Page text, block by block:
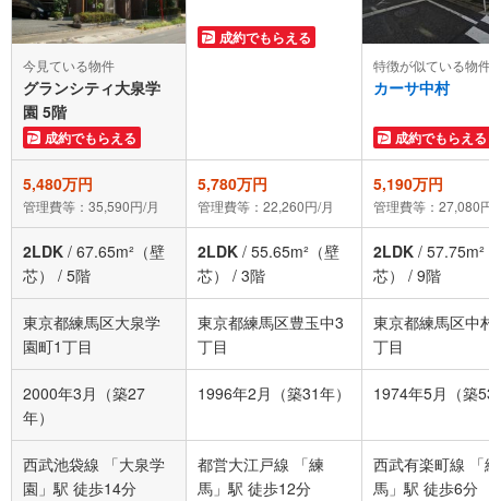
今見ている物件
グランシティ大泉学
園 5階
成約でもらえる
成約でもらえる
特徴が似ている物
カーサ中村
成約でもらえる
5,480万円
管理費等：35,590円/月
5,780万円
管理費等：22,260円/月
5,190万円
管理費等：27,080
2LDK / 67.65m²（壁
芯）
/ 5階
2LDK / 55.65m²（壁
芯）
/ 3階
2LDK /
芯）
/ 9階
東京都練馬区大泉学
園町1丁目
東京都練馬区豊玉中3
丁目
東京都練馬区中
丁目
2000年3月（築27
年）
1996年2月（築31年） 1974年5月（築
西武池袋線 「大泉学
園」駅 徒歩14分
都営大江戸線 「練
馬」駅 徒歩12分
西武有楽町線 「
馬」駅 徒歩6分